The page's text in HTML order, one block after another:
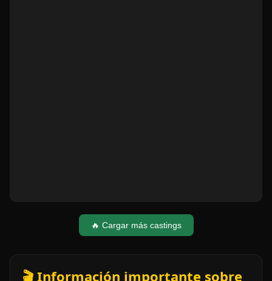
🔥 Cargar más castings
🎬 Información importante sobre